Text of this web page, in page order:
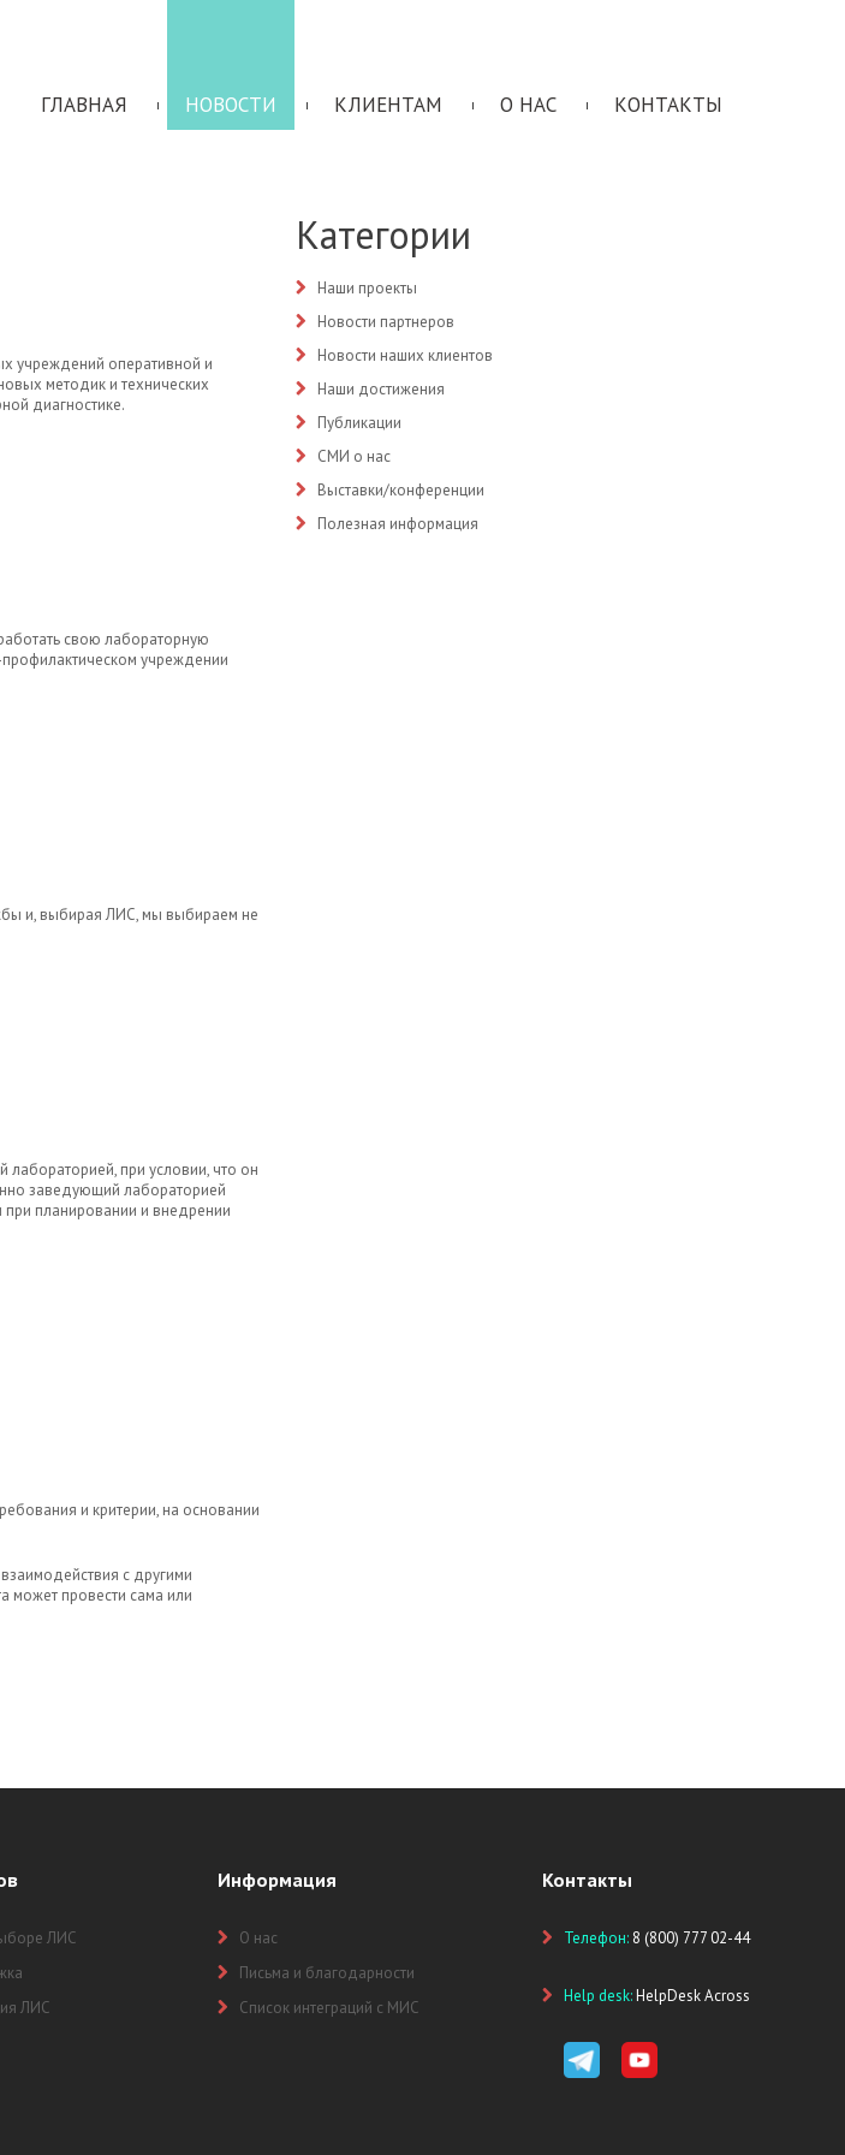
ГЛАВНАЯ НОВОСТИ КЛИЕНТАМ О НАС КОНТАКТЫ
учреждений оперативной и
методик и технических
диагностике.
свою лабораторную
учреждении
и, выбирая ЛИС, мы выбираем не
лабораторией, при условии, что он
заведующий лабораторией
планировании и внедрении
и критерии, на основании
с другими
может провести сама или
Категории
Наши проекты
Новости партнеров
Новости наших клиентов
Наши достижения
Публикации
СМИ о нас
Выставки/конференции
Полезная информация
ЛИС
ЛИС
Информация
О нас
Письма и благодарности
Список интеграций с МИС
Контакты
Телефон: 8 (800) 777 02-44
Help desk:HelpDesk Across